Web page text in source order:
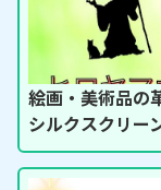
絵画・美術品の
シルクスクリー